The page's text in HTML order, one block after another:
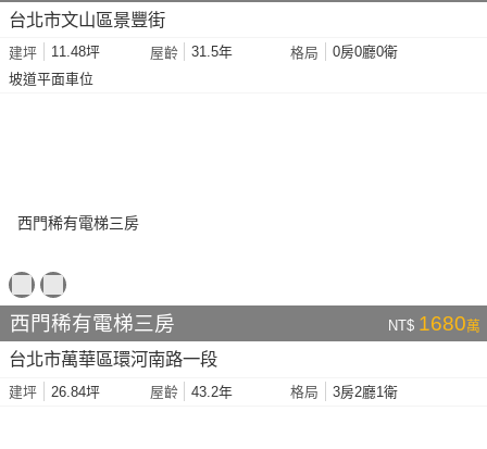
台北市文山區景豐街
建坪 11.48坪 屋齡 31.5年 格局
0房0廳0衛
坡道平面車位
西門稀有電梯三房 NT$ 1680萬
台北市萬華區環河南路一段
建坪 26.84坪 屋齡 43.2年 格局 3房2廳1衛